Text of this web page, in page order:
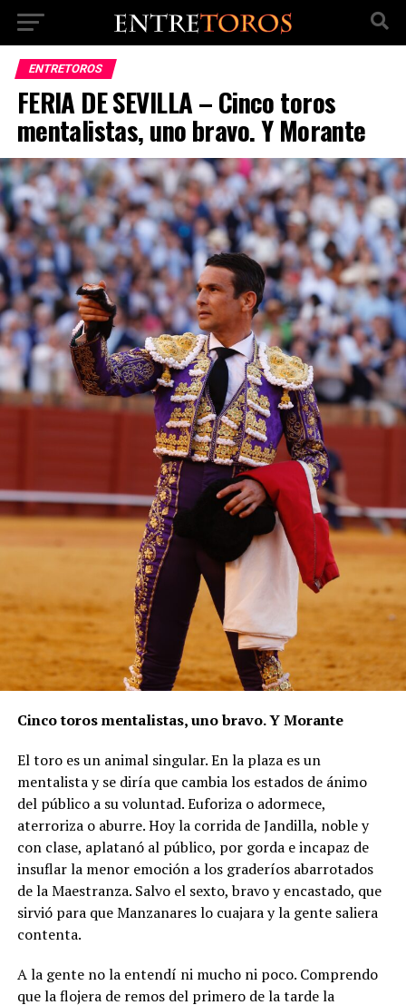
ENTRETOROS
FERIA DE SEVILLA – Cinco toros
mentalistas, uno bravo. Y Morante
Cinco toros mentalistas, uno bravo. Y Morante
El toro es un animal singular. En la plaza es un
mentalista y se diría que cambia los estados de ánimo
del público a su voluntad. Euforiza o adormece,
aterroriza o aburre. Hoy la corrida de Jandilla, noble y
con clase, aplatanó al público, por gorda e incapaz de
insuflar la menor emoción a los graderíos abarrotados
de la Maestranza. Salvo el sexto, bravo y encastado, que
sirvió para que Manzanares lo cuajara y la gente saliera
contenta.
A la gente no la entendí ni mucho ni poco. Comprendo
que la flojera de remos del primero de la tarde la